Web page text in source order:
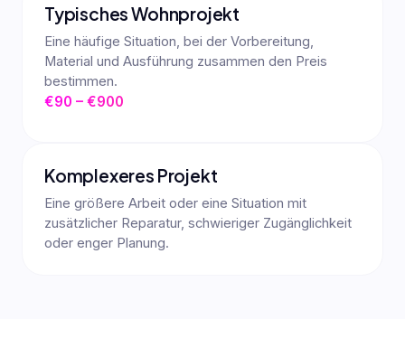
Typisches Wohnprojekt
Eine häufige Situation, bei der Vorbereitung,
Material und Ausführung zusammen den Preis
bestimmen.
€90 – €900
Komplexeres Projekt
Eine größere Arbeit oder eine Situation mit
zusätzlicher Reparatur, schwieriger Zugänglichkeit
oder enger Planung.